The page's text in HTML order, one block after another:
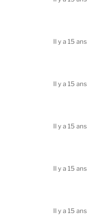
Il y a 15 ans
Il y a 15 ans
Il y a 15 ans
Il y a 15 ans
Il y a 15 ans